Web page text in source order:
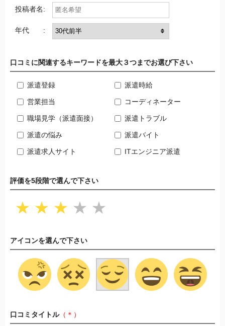
投稿者名:
年代 :
口コミに関連するキーワードを最大３つまでお選び下さい
派遣登録 派遣時給
営業担当 コーディネーター
職場見学（派遣面接） 派遣トラブル
派遣の悩み 派遣バイト
派遣求人サイト ITエンジニア派遣
評価を5段階で選んで下さい
★ ★ ★ ★ ★
アイコンを選んで下さい
口コミタイトル（＊）